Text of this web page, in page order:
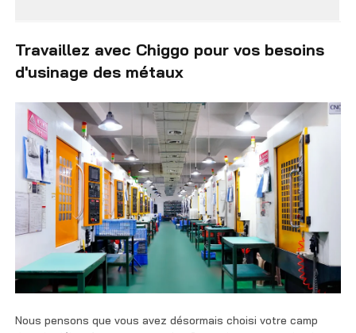
Travaillez avec Chiggo pour vos besoins
d'usinage des métaux
Nous pensons que vous avez désormais choisi votre camp